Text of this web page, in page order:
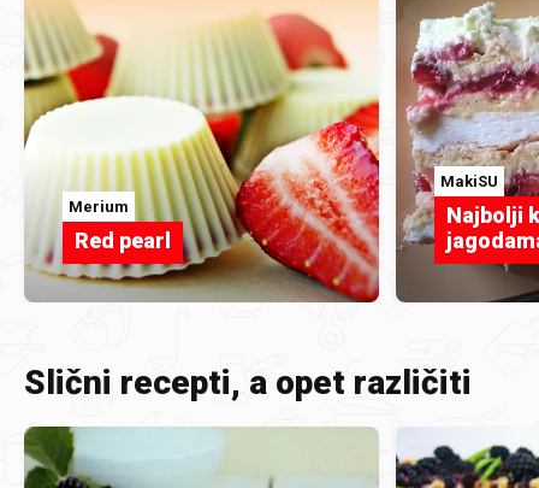
Merium
Red pearl
MakiSU
Najbolji
Slični recepti, a opet različiti